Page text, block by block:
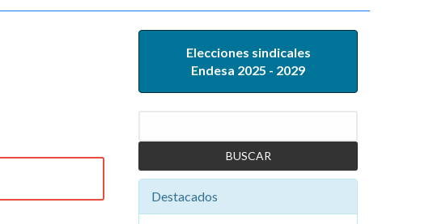
Elecciones sindicales
Endesa 2025 - 2029
Destacados